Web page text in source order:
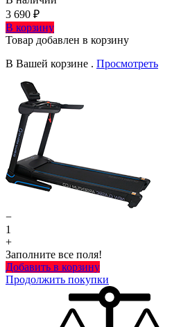
3 690 ₽
В корзину
Товар добавлен в корзину
В Вашей корзине . Просмотреть
−
1
+
Заполните все поля!
Добавить в корзину
Продолжить покупки